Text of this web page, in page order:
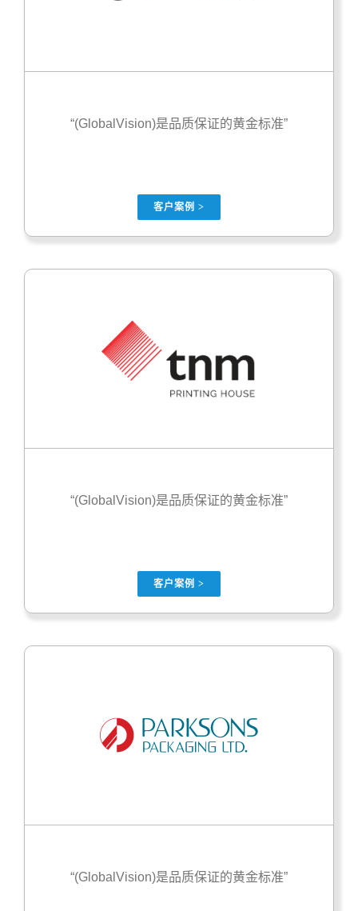
“(GlobalVision)是品质保证的黄金标准”
客户案例 >
“(GlobalVision)是品质保证的黄金标准”
客户案例 >
“(GlobalVision)是品质保证的黄金标准”